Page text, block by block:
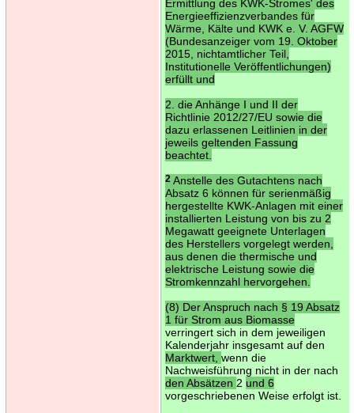
Ermittlung des KWK-Stromes' des
Energieeffizienzverbandes für
Wärme, Kälte und KWK e. V. AGFW
(Bundesanzeiger vom 19. Oktober
2015, nichtamtlicher Teil,
Institutionelle Veröffentlichungen)
erfüllt und
2. die Anhänge I und II der
Richtlinie 2012/27/EU sowie die
dazu erlassenen Leitlinien in der
jeweils geltenden Fassung
beachtet.
2Anstelle des Gutachtens nach
Absatz 6 können für serienmäßig
hergestellte KWK-Anlagen mit einer
installierten Leistung von bis zu 2
Megawatt geeignete Unterlagen
des Herstellers vorgelegt werden,
aus denen die thermische und
elektrische Leistung sowie die
Stromkennzahl hervorgehen.
(8) Der Anspruch nach § 19 Absatz
1 für Strom aus Biomasse
verringert sich in dem jeweiligen
Kalenderjahr insgesamt auf den
Marktwert, wenn die
Nachweisführung nicht in der nach
den Absätzen 2 und 6
vorgeschriebenen Weise erfolgt ist.